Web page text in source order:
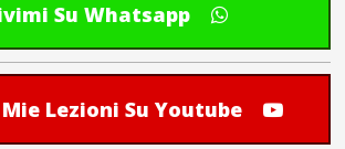
Su Whatsapp
Lezioni Su Youtube